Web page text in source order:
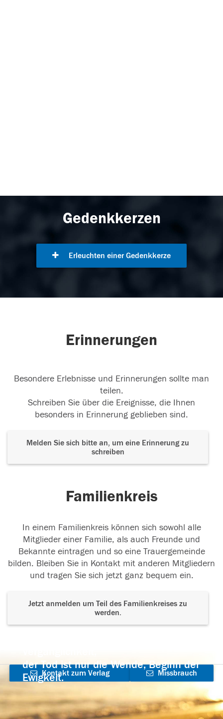
Gedenkkerzen
Erleuchten einer Gedenkkerze
Erinnerungen
Besondere Erlebnisse und Erinnerungen sollte man
teilen.
Schreiben Sie über die Ereignisse, die Ihnen
besonders in Erinnerung geblieben sind.
Melden Sie sich bitte an, um eine Erinnerung zu
schreiben
Familienkreis
In einem Familienkreis können sich sowohl alle
Mitglieder einer Familie, als auch Freunde und
Bekannte eintragen und so eine Trauergemeinde
bilden. Bleiben Sie in Kontakt mit anderen Mitgliedern
und tragen Sie sich jetzt ganz bequem ein.
Jetzt anmelden um Teil des Familienkreises zu
werden.
der Tod ist nur die Wende, Beginn der
Ewigkeit.
Kontakt zum Verlag
aufnehmen
Missbrauch